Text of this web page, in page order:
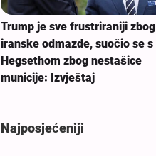
Trump je sve frustriraniji zbog
iranske odmazde, suočio se s
Hegsethom zbog nestašice
municije: Izvještaj
Najposjećeniji